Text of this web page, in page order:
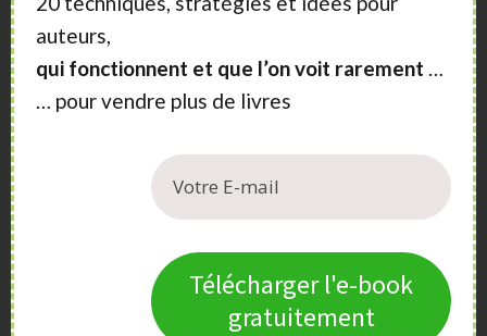
auteurs,
qui fonctionnent et que l’on voit rarement …
… pour vendre plus de livres
Télécharger l'e-book
gratuitement